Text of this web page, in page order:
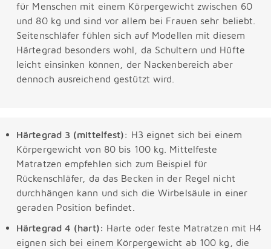
für Menschen mit einem Körpergewicht zwischen 60
und 80 kg und sind vor allem bei Frauen sehr beliebt.
Seitenschläfer fühlen sich auf Modellen mit diesem
Härtegrad besonders wohl, da Schultern und Hüfte
leicht einsinken können, der Nackenbereich aber
dennoch ausreichend gestützt wird.
Härtegrad 3 (mittelfest): H3 eignet sich bei einem
Körpergewicht von 80 bis 100 kg. Mittelfeste
Matratzen empfehlen sich zum Beispiel für
Rückenschläfer, da das Becken in der Regel nicht
durchhängen kann und sich die Wirbelsäule in einer
geraden Position befindet.
Härtegrad 4 (hart): Harte oder feste Matratzen mit H4
eignen sich bei einem Körpergewicht ab 100 kg, die